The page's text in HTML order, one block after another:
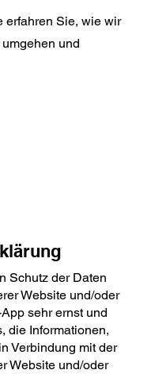
erfahren Sie, wie wir
und
Schutz der Daten
Website und/oder
sehr ernst und
die Informationen,
Verbindung mit der
Website und/oder